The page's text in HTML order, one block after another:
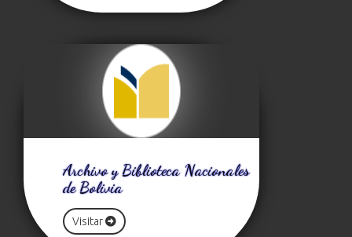
Archivo y Biblioteca Nacionales
de Bolivia
Visitar